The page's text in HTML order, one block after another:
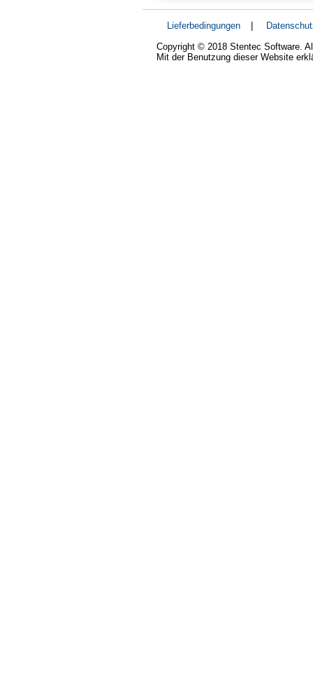
Lieferbedingungen
Copyright © 2018 Stentec Software.
Mit der Benutzung dieser Website